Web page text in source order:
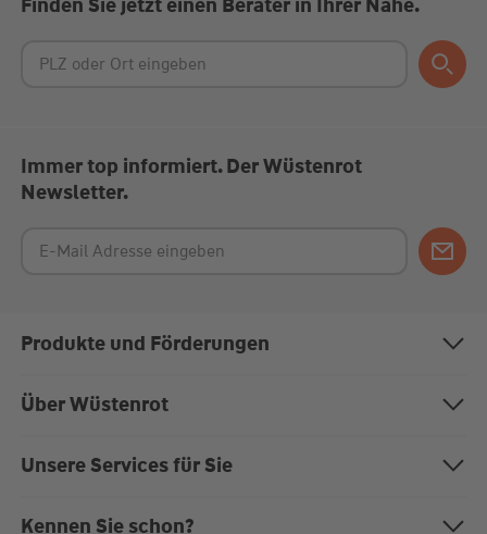
Finden Sie jetzt einen Berater in Ihrer Nähe.
Immer top informiert. Der Wüstenrot
Newsletter.
Produkte und Förderungen
Bausparen
Über Wüstenrot
Über uns
Unsere Services für Sie
Magazin "Mein EigenHeim"
Kennen Sie schon?